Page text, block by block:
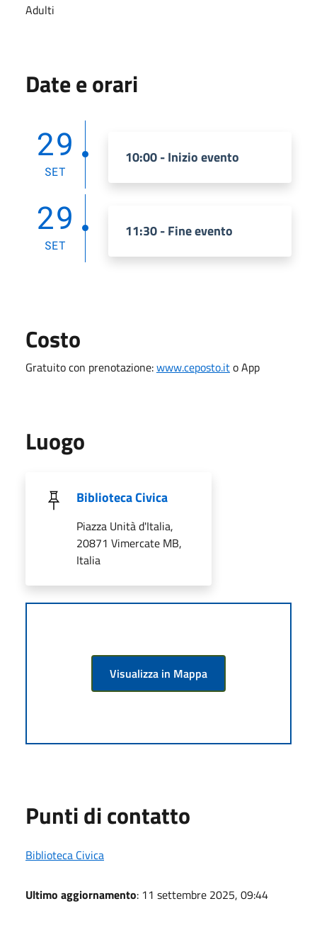
Adulti
Date e orari
29
SET
10:00 - Inizio evento
29
SET
11:30 - Fine evento
Costo
Gratuito con prenotazione:www.ceposto.ito App
Luogo
Biblioteca Civica
Piazza Unità d'Italia,
20871 Vimercate MB,
Italia
Visualizza in Mappa
Punti di contatto
Biblioteca Civica
Ultimo aggiornamento: 11 settembre 2025, 09:44